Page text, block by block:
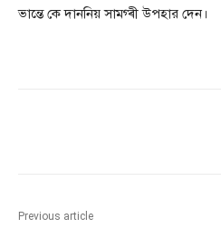
ভান্তে কে দাননিয় সামগ্ৰী উপহার দেন।
Previous article